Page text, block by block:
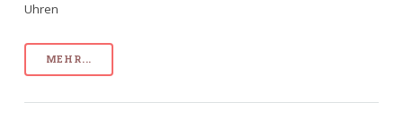
Uhren
MEHR...